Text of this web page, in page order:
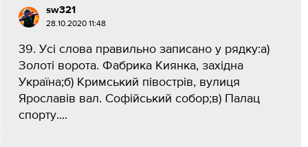
sw321
28.10.2020 11:48
39. Усі слова правильно записано у рядку:а)
Золоті ворота. Фабрика Киянка, західна
Україна;б) Кримський півострів, вулиця
Ярославів вал. Софійський собор;в) Палац
спорту....